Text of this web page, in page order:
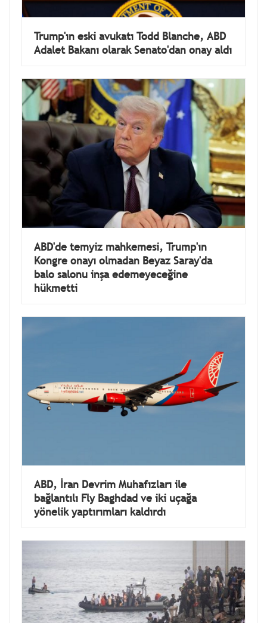
Trump'ın eski avukatı Todd Blanche, ABD
ABD'de temyiz mahkemesi, Trump'ın
Kongre onayı olmadan Beyaz Saray'da
balo salonu inşa edemeyeceğine
ABD, İran Devrim Muhafızları ile
bağlantılı Fly Baghdad ve iki uçağa